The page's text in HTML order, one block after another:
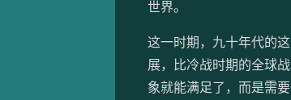
世界。
这一时期，九十年代的
展，比冷战时期的全球
象就能满足了，而是需